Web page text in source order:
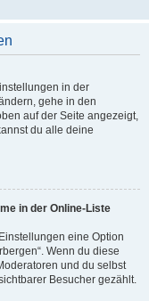
in der
gehe in den
auf der Seite angezeigt,
du alle deine
in der Online-Liste
eine Option
Wenn du diese
und du selbst
Besucher gezählt.